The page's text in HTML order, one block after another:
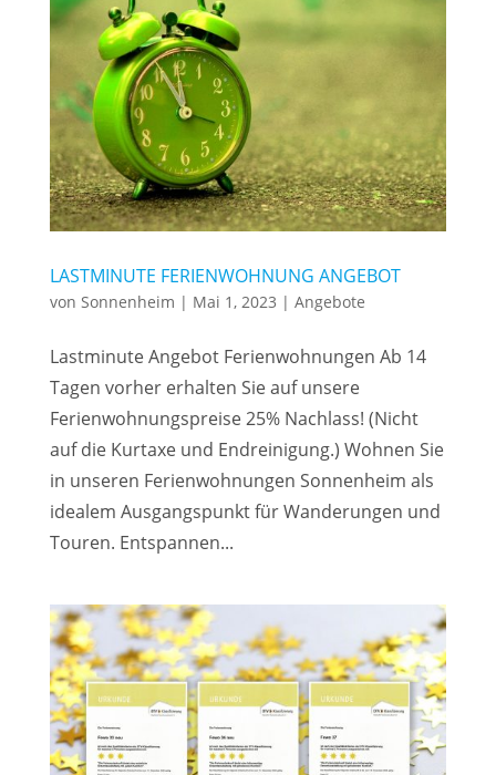
LASTMINUTE FERIENWOHNUNG ANGEBOT
von Sonnenheim | Mai 1, 2023 | Angebote
Lastminute Angebot Ferienwohnungen Ab 14
Tagen vorher erhalten Sie auf unsere
Ferienwohnungspreise 25% Nachlass! (Nicht
auf die Kurtaxe und Endreinigung.) Wohnen Sie
in unseren Ferienwohnungen Sonnenheim als
idealem Ausgangspunkt für Wanderungen und
Touren. Entspannen...